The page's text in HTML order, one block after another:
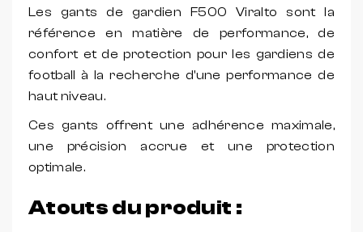
Les gants de gardien F500 Viralto sont la
référence en matière de performance, de
confort et de protection pour les gardiens de
football à la recherche d'une performance de
haut niveau.
Ces gants offrent une adhérence maximale,
une précision accrue et une protection
optimale.
Atouts du produit :